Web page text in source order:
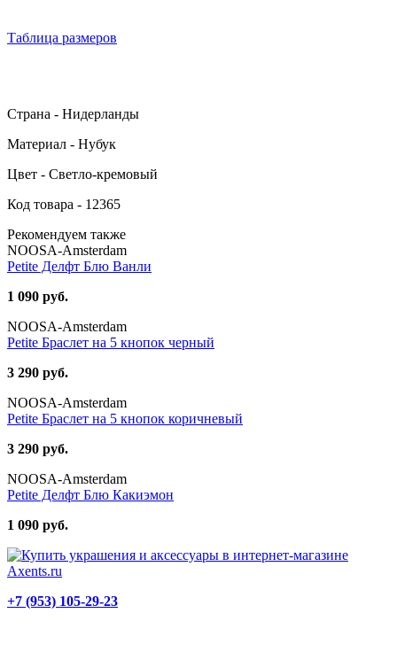
Таблица размеров
Страна - Нидерланды
Материал - Нубук
Цвет - Светло-кремовый
Код товара - 12365
Рекомендуем также
NOOSA-Amsterdam
Petite Делфт Блю Ванли
1 090 руб.
NOOSA-Amsterdam
Petite Браслет на 5 кнопок черный
3 290 руб.
NOOSA-Amsterdam
Petite Браслет на 5 кнопок коричневый
3 290 руб.
NOOSA-Amsterdam
Petite Делфт Блю Какиэмон
1 090 руб.
+7 (953) 105-29-23